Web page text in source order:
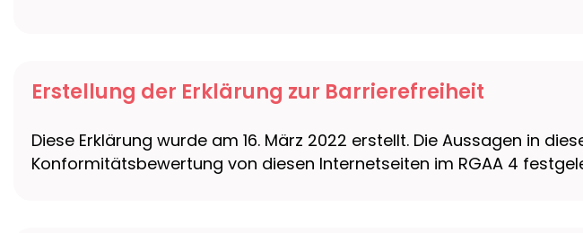
Erstellung der Erklärung zur Barrierefreiheit
Diese Erklärung wurde am 16. März 2022 erstellt. Die Aussagen in
Konformitätsbewertung von diesen Internetseiten im RGAA 4